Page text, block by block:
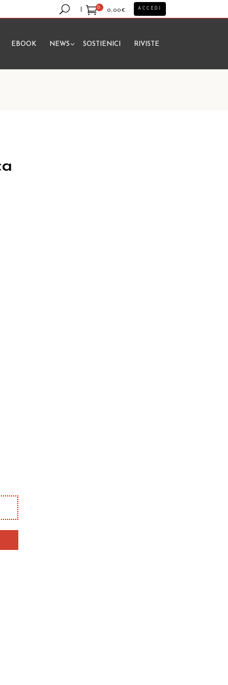
0
0,00€
prodotto nel carrello.
ACCEDI
EBOOK NEWS SOSTIENICI RIVISTE